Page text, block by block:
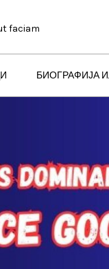
faciam
БИОГРАФИЈА